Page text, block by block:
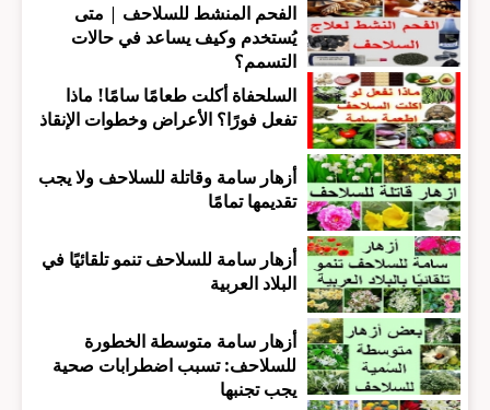
الفحم المنشط للسلاحف | متى
يُستخدم وكيف يساعد في حالات
التسمم؟
السلحفاة أكلت طعامًا سامًا! ماذا
تفعل فورًا؟ الأعراض وخطوات الإنقاذ
أزهار سامة وقاتلة للسلاحف ولا يجب
تقديمها تمامًا
أزهار سامة للسلاحف تنمو تلقائيًا في
البلاد العربية
أزهار سامة متوسطة الخطورة
للسلاحف: تسبب اضطرابات صحية
يجب تجنبها